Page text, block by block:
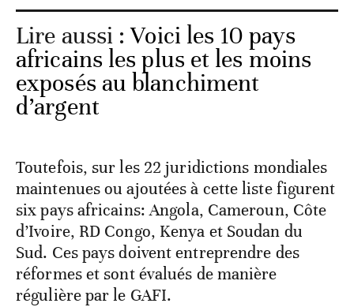
Lire aussi :Voici les 10 pays
africains les plus et les moins
exposés au blanchiment
d’argent
Toutefois, sur les 22 juridictions mondiales
maintenues ou ajoutées à cette liste figurent
six pays africains: Angola, Cameroun, Côte
d’Ivoire, RD Congo, Kenya et Soudan du
Sud. Ces pays doivent entreprendre des
réformes et sont évalués de manière
régulière par le GAFI.